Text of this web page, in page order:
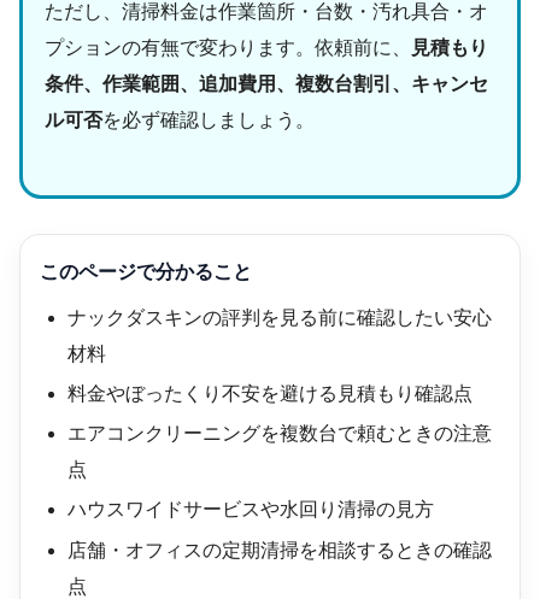
ただし、清掃料金は作業箇所・台数・汚れ具合・オ
プションの有無で変わります。依頼前に、
見積もり
条件、作業範囲、追加費用、複数台割引、キャンセ
ル可否を必ず確認しましょう。
このページで分かること
ナックダスキンの評判を見る前に確認したい安心
材料
料金やぼったくり不安を避ける見積もり確認点
エアコンクリーニングを複数台で頼むときの注意
点
ハウスワイドサービスや水回り清掃の見方
店舗・オフィスの定期清掃を相談するときの確認
点